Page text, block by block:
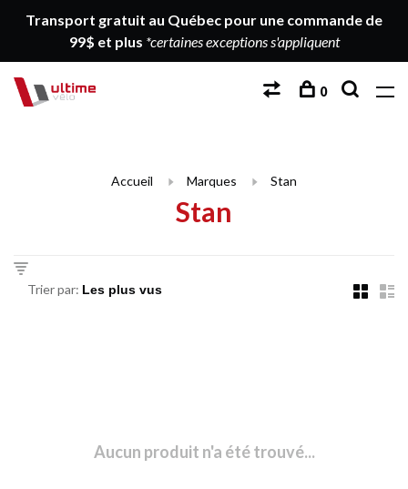
Transport gratuit au Québec pour une commande de
99$ et plus *certaines exceptions s'appliquent
0
Accueil Marques Stan
Stan
Trier par:
Aucun produit n'a été trouvé...